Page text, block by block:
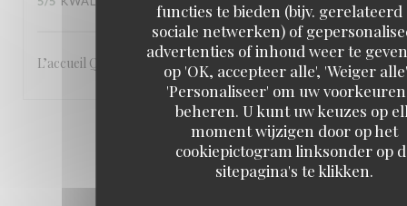
functies te bieden (bijv. gerelateerd
sociale netwerken) of
advertenties of inhoud weer te
op 'OK, accepteer alle', 'Weiger
'Personaliseer' om uw
beheren. U kunt uw keuzes op
moment wijzigen door op het
cookiepictogram linksonder op
sitepagina's te klikken.
L’accueil Qualité du service Le site: en bord de Seine
2 3